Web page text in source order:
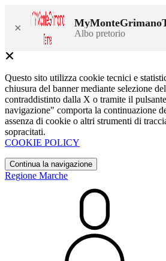
× Albo pretorio
Questo sito utilizza cookie tecnici e
chiusura del banner mediante selezione
contraddistinto dalla X o tramite il
navigazione" comporta la continuazione
assenza di cookie o altri strumenti di
sopracitati.
COOKIE POLICY
Continua la navigazione
Regione Marche